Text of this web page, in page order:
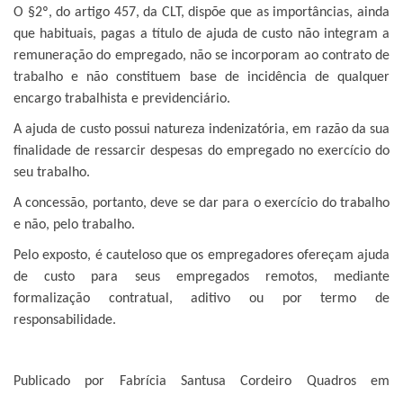
O §2º, do artigo 457, da CLT, dispõe que as importâncias, ainda
que habituais, pagas a título de ajuda de custo não integram a
remuneração do empregado, não se incorporam ao contrato de
trabalho e não constituem base de incidência de qualquer
encargo trabalhista e previdenciário.
A ajuda de custo possui natureza indenizatória, em razão da sua
finalidade de ressarcir despesas do empregado no exercício do
seu trabalho.
A concessão, portanto, deve se dar para o exercício do trabalho
e não, pelo trabalho.
Pelo exposto, é cauteloso que os empregadores ofereçam ajuda
de custo para seus empregados remotos, mediante
formalização contratual, aditivo ou por termo de
responsabilidade.
Publicado por Fabrícia Santusa Cordeiro Quadros em